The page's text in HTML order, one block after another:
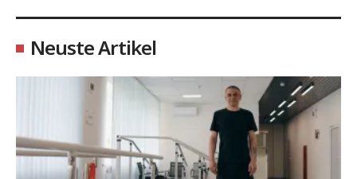
Neuste Artikel